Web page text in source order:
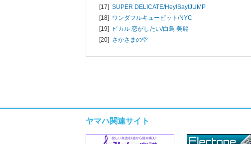
[17] SUPER DELICATE/Hey!Say!JUMP
[18] ワンダフルキューピット/NYC
[19] ピカル 恋がしたい/白鳥 美麗
[20] さかさまの空
ヤマハ関連サイト